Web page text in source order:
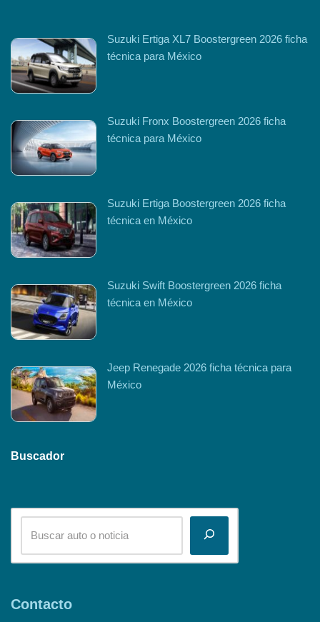
Suzuki Ertiga XL7 Boostergreen 2026 ficha
técnica para México
Suzuki Fronx Boostergreen 2026 ficha
técnica para México
Suzuki Ertiga Boostergreen 2026 ficha
técnica en México
Suzuki Swift Boostergreen 2026 ficha
técnica en México
Jeep Renegade 2026 ficha técnica para
México
Buscador
Contacto